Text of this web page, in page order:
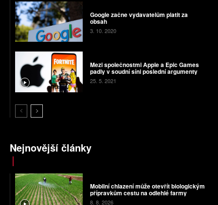
Google začne vydavatelům platit za
obsah
3. 10. 2020
Mezi společnostmi Apple a Epic Games
padly v soudní síni poslední argumenty
25. 5. 2021
Nejnovější články
Mobilní chlazení může otevřít biologickým
přípravkům cestu na odlehlé farmy
8. 8. 2026